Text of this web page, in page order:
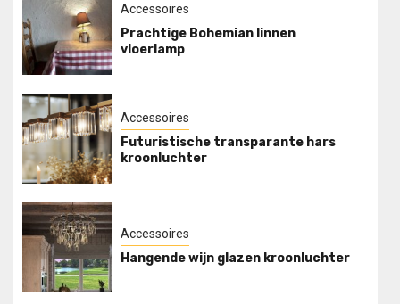
Accessoires
Prachtige Bohemian linnen
vloerlamp
Accessoires
Futuristische transparante hars
kroonluchter
Accessoires
Hangende wijn glazen kroonluchter